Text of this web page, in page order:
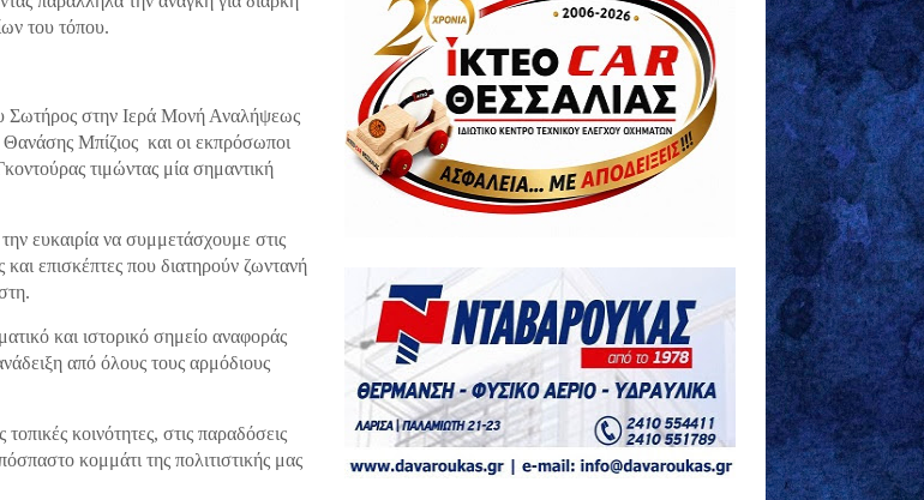
του τόπου.
Σωτήρος στην Ιερά Μονή Αναλήψεως
Μπίζιος και οι εκπρόσωποι
τιμώντας μία σημαντική
ευκαιρία να συμμετάσχουμε στις
επισκέπτες που διατηρούν ζωντανή
και ιστορικό σημείο αναφοράς
από όλους τους αρμόδιους
κοινότητες, στις παραδόσεις
κομμάτι της πολιτιστικής μας